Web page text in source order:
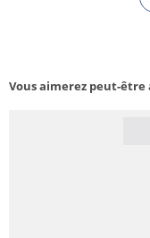
Vous aimerez peut-être